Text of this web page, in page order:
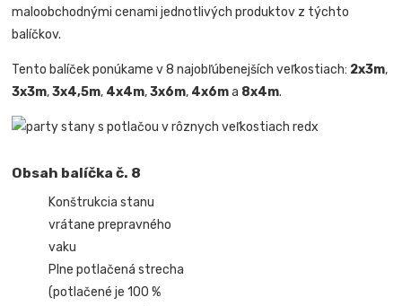
maloobchodnými cenami jednotlivých produktov z týchto
balíčkov.
Tento balíček ponúkame v 8 najobľúbenejších veľkostiach: 2x3m,
3x3m,3x4,5m, 4x4m,3x6m, 4x6ma 8x4m.
Obsah balíčka č. 8
Konštrukcia stanu
vrátane prepravného
vaku
Plne potlačená strecha
(potlačené je 100 %